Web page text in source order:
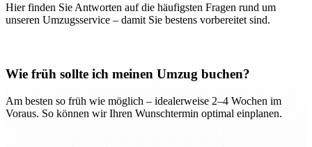
Hier finden Sie Antworten auf die häufigsten Fragen rund um
unseren Umzugsservice – damit Sie bestens vorbereitet sind.
Wie früh sollte ich meinen Umzug buchen?
Am besten so früh wie möglich – idealerweise 2–4 Wochen im
Voraus. So können wir Ihren Wunschtermin optimal einplanen.